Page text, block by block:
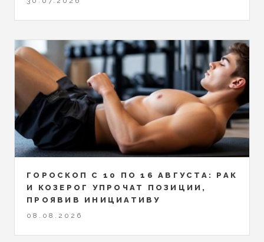
ГОРОСКОП С 10 ПО 16 АВГУСТА: РАК
И КОЗЕРОГ УПРОЧАТ ПОЗИЦИИ,
ПРОЯВИВ ИНИЦИАТИВУ
08.08.2026